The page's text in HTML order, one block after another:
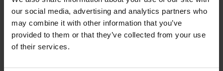
our social media, advertising and analytics partners who
may combine it with other information that you’ve
provided to them or that they’ve collected from your use
of their services.
Sparkle zitkruk